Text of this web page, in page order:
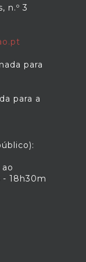
n.º 3
para
para a
- 18h30m